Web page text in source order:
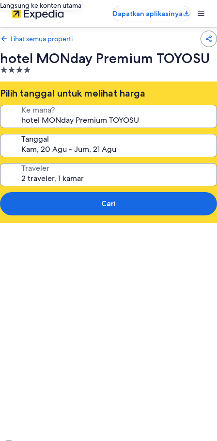
Langsung ke konten utama
Dapatkan aplikasinya
Lihat semua properti
hotel MONday Premium TOYOSU
Properti
bintang
4.0
Pilih tanggal untuk melihat harga
Ke mana?
Tanggal
Traveler
Cari